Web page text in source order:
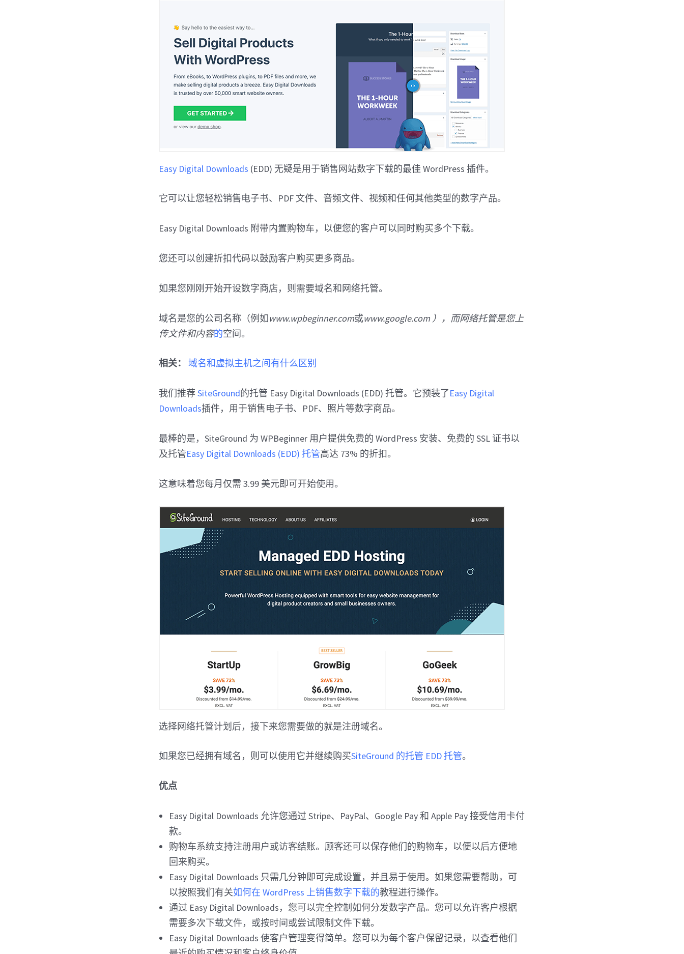
Easy Digital Downloads (EDD) 无疑是用于销售网站数字下载的最佳 WordPress 插件。
它可以让您轻松销售电子书、PDF 文件、音频文件、视频和任何其他类型的数字产品。
Easy Digital Downloads 附带内置购物车，以便您的客户可以同时购买多个下载。
您还可以创建折扣代码以鼓励客户购买更多商品。
如果您刚刚开始开设数字商店，则需要域名和网络托管。
域名是您的公司名称（例如www.wpbeginner.com或www.google.com ），而网络托管是您上
传文件和内容的空间。
相关： 域名和虚拟主机之间有什么区别
我们推荐SiteGround的托管 Easy Digital Downloads (EDD) 托管。它预装了Easy Digital
Downloads插件，用于销售电子书、PDF、照片等数字商品。
最棒的是，SiteGround 为 WPBeginner 用户提供免费的 WordPress 安装、免费的 SSL 证书以
及托管Easy Digital Downloads (EDD) 托管高达 73% 的折扣。
这意味着您每月仅需 3.99 美元即可开始使用。
选择网络托管计划后，接下来您需要做的就是注册域名。
如果您已经拥有域名，则可以使用它并继续购买SiteGround 的托管 EDD 托管。
优点
Easy Digital Downloads 允许您通过 Stripe、PayPal、Google Pay 和 Apple Pay 接受信用卡付
款。
购物车系统支持注册用户或访客结账。顾客还可以保存他们的购物车，以便以后方便地
回来购买。
Easy Digital Downloads 只需几分钟即可完成设置，并且易于使用。如果您需要帮助，可
以按照我们有关如何在 WordPress 上销售数字下载的教程进行操作。
通过 Easy Digital Downloads，您可以完全控制如何分发数字产品。您可以允许客户根据
需要多次下载文件，或按时间或尝试限制文件下载。
Easy Digital Downloads 使客户管理变得简单。您可以为每个客户保留记录，以查看他们